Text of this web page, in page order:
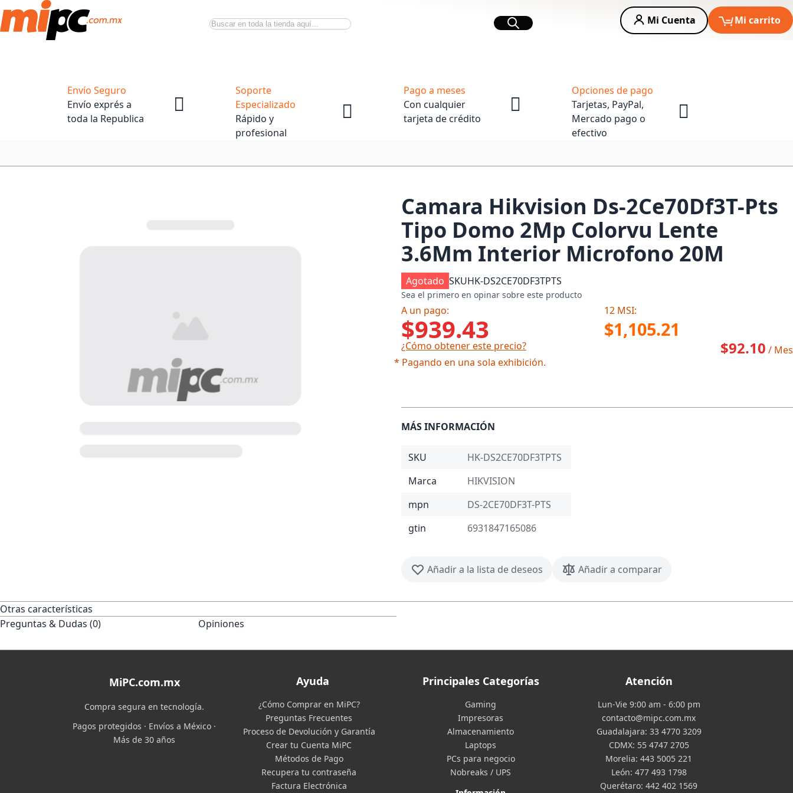
Buscar Buscar
Mi Cuenta Mi carrito
Envío Seguro
Envío exprés a
toda la Republica
Soporte
Especializado
Rápido y
profesional
Pago a meses
Con cualquier
tarjeta de crédito
Opciones de pago
Tarjetas, PayPal,
Mercado pago o
efectivo
Camara Hikvision Ds-2Ce70Df3T-Pts
Tipo Domo 2Mp Colorvu Lente
3.6Mm Interior Microfono 20M
Agotado SKUHK-DS2CE70DF3TPTS
Sea el primero en opinar sobre este producto
A un pago: 12 MSI:
$939.43 $1,105.21
¿Cómo obtener este precio?
* Pagando en una sola exhibición.
$92.10 / Mes
MÁS INFORMACIÓN
SKU
HK-DS2CE70DF3TPTS
Marca
HIKVISION
mpn
DS-2CE70DF3T-PTS
gtin
6931847165086
Añadir a la lista de deseos Añadir a comparar
Otras características
Preguntas & Dudas (0)
Opiniones
MiPC.com.mx
Compra segura en tecnología.
Pagos protegidos · Envíos a México ·
Más de 30 años
Ayuda
¿Cómo Comprar en MiPC?
Preguntas Frecuentes
Proceso de Devolución y Garantía
Crear tu Cuenta MiPC
Métodos de Pago
Recupera tu contraseña
Factura Electrónica
Principales Categorías
Gaming
Impresoras
Almacenamiento
Laptops
PCs para negocio
Nobreaks / UPS
Atención
Lun-Vie 9:00 am - 6:00 pm
contacto@mipc.com.mx
Guadalajara: 33 4770 3209
CDMX: 55 4747 2705
Morelia: 443 5005 221
León: 477 493 1798
Querétaro: 442 402 1569